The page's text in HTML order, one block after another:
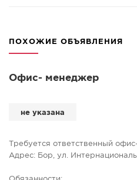
ПОХОЖИЕ ОБЪЯВЛЕНИЯ
Офис- менеджер
не указана
Требуется ответственный
Адрес: Бор, ул.